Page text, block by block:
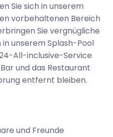
Sie sich in unserem
vorbehaltenen Bereich
Sie vergnügliche
unserem Splash-Pool
All-inclusive-Service
und das Restaurant
entfernt bleiben.
und Freunde